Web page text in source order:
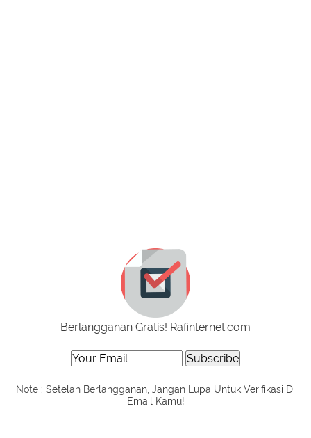
Berlangganan Gratis! Rafinternet.com
Note : Setelah Berlangganan, Jangan Lupa Untuk Verifikasi Di
Email Kamu!